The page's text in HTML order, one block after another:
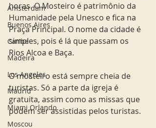
Amsterdam
Buenos Aires
Caribe
Madeira
Los Angeles
Madrid
Miami Orlando
Moscou
horas. O Mosteiro é patrimônio da
Humanidade pela Unesco e fica na
Praça Principal. O nome da cidade é
simples, pois é lá que passam os
Rios Alcoa e Baça.
O mosteiro está sempre cheia de
turistas. Só a parte da igreja é
gratuita, assim como as missas que
podem ser assistidas pelos turistas.